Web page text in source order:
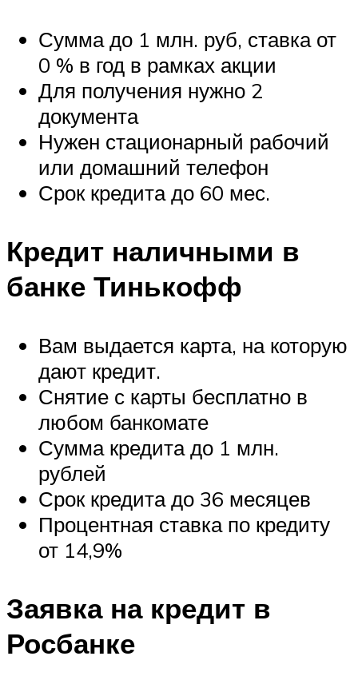
Сумма до 1 млн. руб, ставка от
0 % в год в рамках акции
Для получения нужно 2
документа
Нужен стационарный рабочий
или домашний телефон
Срок кредита до 60 мес.
Кредит наличными в
банке Тинькофф
Вам выдается карта, на которую
дают кредит.
Снятие с карты бесплатно в
любом банкомате
Сумма кредита до 1 млн.
рублей
Срок кредита до 36 месяцев
Процентная ставка по кредиту
от 14,9%
Заявка на кредит в
Росбанке